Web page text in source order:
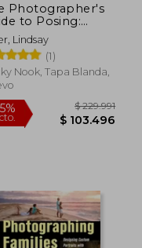
Photographer's
to Posing:
to Flatter
(en Inglés)
Lindsay
(1)
Nook, Tapa Blanda,